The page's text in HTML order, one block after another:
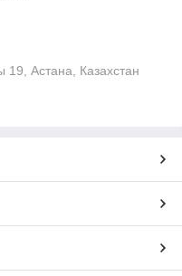
Астана, Казахстан